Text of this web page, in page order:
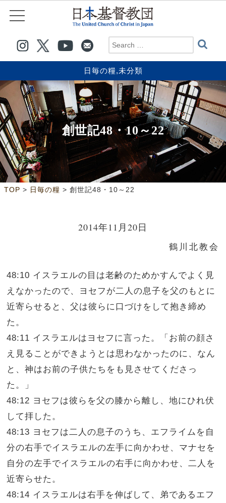
日毎の糧,未分類
創世記48・10～22
TOP > 日毎の糧 > 創世記48・10～22
2014年11月20日
鶴川北教会
48:10 イスラエルの目は老齢のためかすんでよく見
えなかったので、ヨセフが二人の息子を父のもとに
近寄らせると、父は彼らに口づけをして抱き締め
た。
48:11 イスラエルはヨセフに言った。「お前の顔さ
え見ることができようとは思わなかったのに、なん
と、神はお前の子供たちをも見させてくださっ
た。」
48:12 ヨセフは彼らを父の膝から離し、地にひれ伏
して拝した。
48:13 ヨセフは二人の息子のうち、エフライムを自
分の右手でイスラエルの左手に向かわせ、マナセを
自分の左手でイスラエルの右手に向かわせ、二人を
近寄らせた。
48:14 イスラエルは右手を伸ばして、弟であるエフ